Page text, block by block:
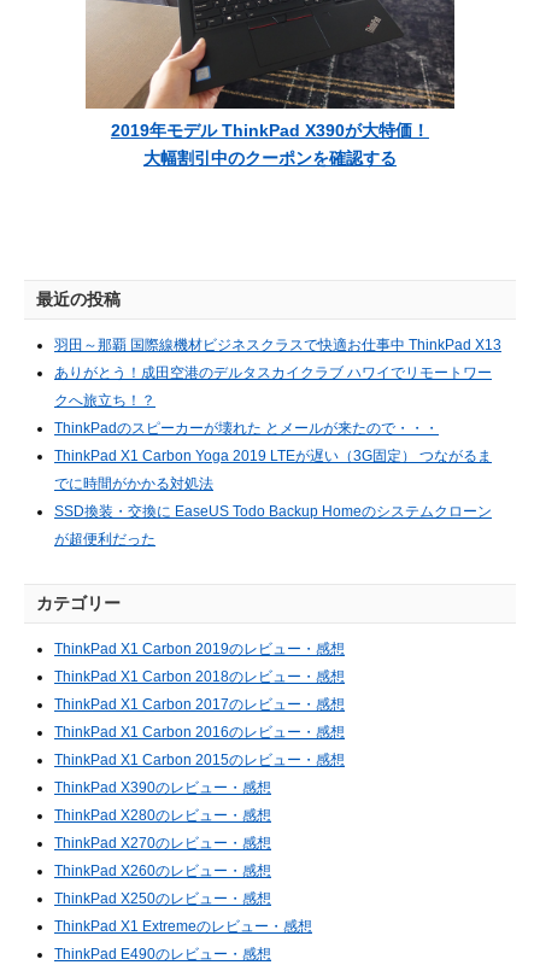
2019年モデル ThinkPad X390が大特価！
大幅割引中のクーポンを確認する
最近の投稿
羽田～那覇 国際線機材ビジネスクラスで快適お仕事中 ThinkPad X13
ありがとう！成田空港のデルタスカイクラブ ハワイでリモートワー
クへ旅立ち！？
ThinkPadのスピーカーが壊れた とメールが来たので・・・
ThinkPad X1 Carbon Yoga 2019 LTEが遅い（3G固定） つながるま
でに時間がかかる対処法
SSD換装・交換に EaseUS Todo Backup Homeのシステムクローン
が超便利だった
カテゴリー
ThinkPad X1 Carbon 2019のレビュー・感想
ThinkPad X1 Carbon 2018のレビュー・感想
ThinkPad X1 Carbon 2017のレビュー・感想
ThinkPad X1 Carbon 2016のレビュー・感想
ThinkPad X1 Carbon 2015のレビュー・感想
ThinkPad X390のレビュー・感想
ThinkPad X280のレビュー・感想
ThinkPad X270のレビュー・感想
ThinkPad X260のレビュー・感想
ThinkPad X250のレビュー・感想
ThinkPad X1 Extremeのレビュー・感想
ThinkPad E490のレビュー・感想